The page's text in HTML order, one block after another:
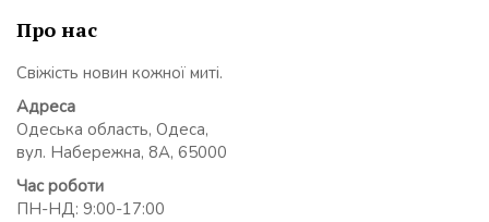
Про нас
Свіжість новин кожної миті.
Адреса
Одеська область, Одеса,
вул. Набережна, 8А, 65000
Час роботи
ПН-НД: 9:00-17:00